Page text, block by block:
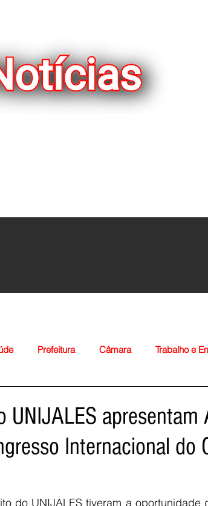
Prefeitura Câmara Trabalho e
UNIJALES apresentam
Internacional do
do UNIJALES tiveram a oportunidade